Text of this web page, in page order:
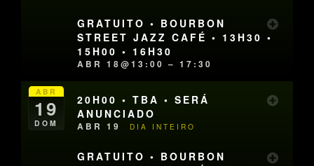
GRATUITO • BOURBON
STREET JAZZ CAFÉ • 13H30 •
15H00 • 16H30
ABR 18@13:00 – 17:30
ABR
19
DOM
20H00 • TBA • SERÁ
ANUNCIADO
ABR 19 DIA INTEIRO
GRATUITO • BOURBON